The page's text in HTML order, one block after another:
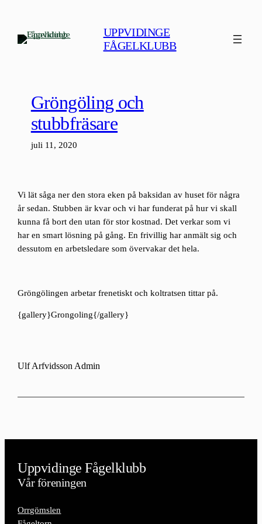
innehåll
UPPVIDINGE
FÅGELKLUBB
Gröngöling och
stubbfräsare
juli 11, 2020
Vi lät såga ner den stora eken på baksidan av huset för några
år sedan. Stubben är kvar och vi har funderat på hur vi skall
kunna få bort den utan för stor kostnad. Det verkar som vi
har en smart lösning på gång. En frivillig har anmält sig och
dessutom en arbetsledare som övervakar det hela.
Gröngölingen arbetar frenetiskt och koltratsen tittar på.
{gallery}Grongoling{/gallery}
Ulf Arfvidsson Admin
Uppvidinge Fågelklubb
Vår föreningen
Orrgömslen